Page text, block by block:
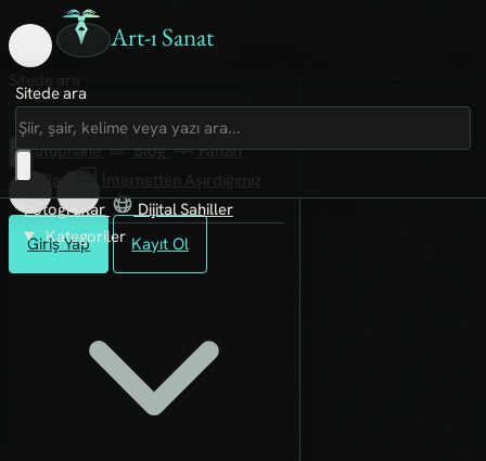
Art-ı Sanat
Giriş Yap Kayıt Ol
Sitede ara
Art-ı Sosyal
İmece
Kütüphane
Blog
Fanzin
Rafları
Fotoğraflar
Dijital Sahiller
Kategoriler